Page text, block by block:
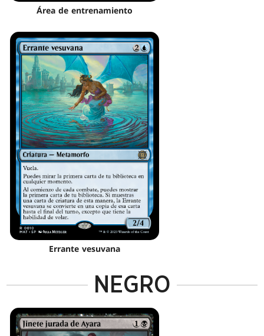
Área de entrenamiento
Errante vesuvana
NEGRO